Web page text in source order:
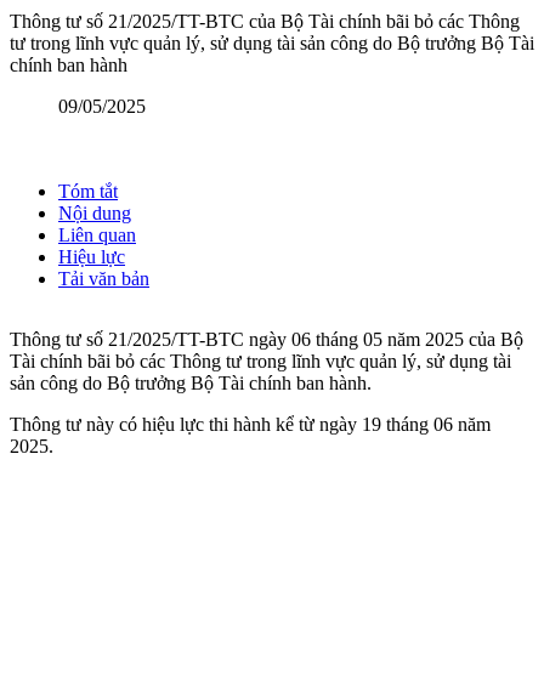
Thông tư số 21/2025/TT-BTC của Bộ Tài chính bãi bỏ các Thông
tư trong lĩnh vực quản lý, sử dụng tài sản công do Bộ trưởng Bộ Tài
chính ban hành
09/05/2025
Tóm tắt
Nội dung
Liên quan
Hiệu lực
Tải văn bản
Thông tư số 21/2025/TT-BTC ngày 06 tháng 05 năm 2025 của Bộ
Tài chính bãi bỏ các Thông tư trong lĩnh vực quản lý, sử dụng tài
sản công do Bộ trưởng Bộ Tài chính ban hành.
Thông tư này có hiệu lực thi hành kể từ ngày 19 tháng 06 năm
2025.